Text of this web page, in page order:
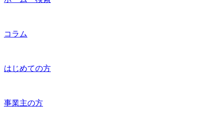
コラム
はじめての方
事業主の方